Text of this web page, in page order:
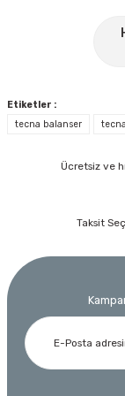
%45
Bosch GLM 40
Demiriz DCP-3
Nora Mıknatıslı Su
Ücretsiz
Etiketler :
tecna balanser
Ücretsiz ve
Taksit